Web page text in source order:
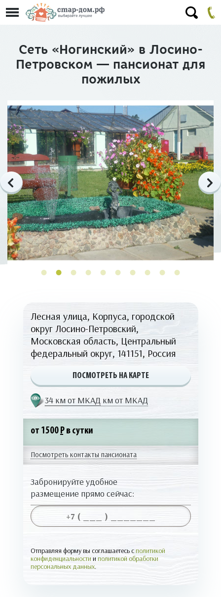
Сеть «Ногинский» в Лосино-
Петровском — пансионат для
пожилых
Лесная улица, Корпуса, городской
округ Лосино-Петровский,
Московская область, Центральный
федеральный округ, 141151, Россия
ПОСМОТРЕТЬ НА КАРТЕ
34 км от МКАД км от МКАД
от 1500 Р в сутки
Посмотреть контакты пансионата
Забронируйте удобное
размещение прямо сейчас:
Отправляя форму вы соглашаетесь сполитикой
конфиденциальности и политикой обработки
персональных данных.